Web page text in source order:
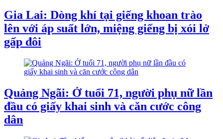
Gia Lai: Dòng khí tại giếng khoan trào
lên với áp suất lớn, miệng giếng bị xói lở
gấp đôi
Quảng Ngãi: Ở tuổi 71, người phụ nữ lần
đầu có giấy khai sinh và căn cước công
dân